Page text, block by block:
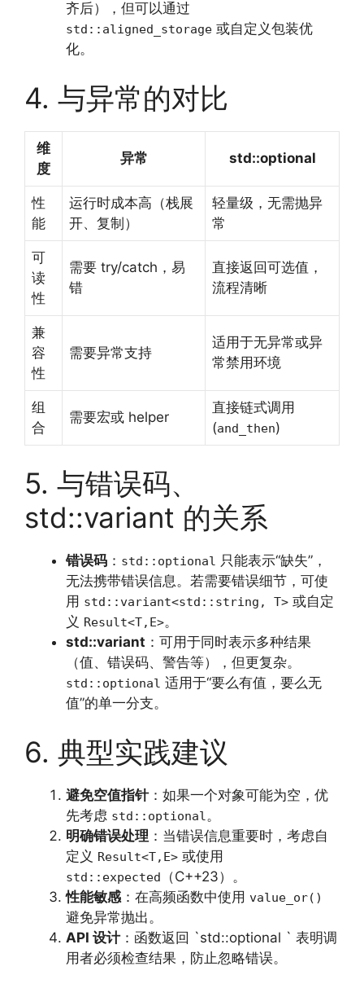
齐后），但可以通过
std::aligned_storage 或自定义包装优
化。
4. 与异常的对比
维
度
异常 std::optional
性
能
运行时成本高（栈展
开、复制）
轻量级，无需抛异
常
可
读
性
需要 try/catch，易
错
直接返回可选值，
流程清晰
兼
容
性
需要异常支持
适用于无异常或异
常禁用环境
组
合
需要宏或 helper
直接链式调用
(and_then)
5. 与错误码、
std::variant 的关系
错误码 ： std::optional 只能表示“缺失”，
无法携带错误信息。若需要错误细节，可使
用 std::variant<std::string, T> 或自定
义 Result<T,E>。
std::variant ：可用于同时表示多种结果
（值、错误码、警告等），但更复杂。
std::optional 适用于“要么有值，要么无
值”的单一分支。
6. 典型实践建议
避免空值指针：如果一个对象可能为空，优
先考虑 std::optional 。
明确错误处理 ：当错误信息重要时，考虑自
定义 Result<T,E> 或使用
std::expected
（C++23）。
性能敏感 ：在高频函数中使用 value_or()
避免异常抛出。
API 设计：函数返回 `std::optional ` 表明调
用者必须检查结果，防止忽略错误。